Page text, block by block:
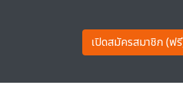
เปิดสมัครสมาชิก (ฟ